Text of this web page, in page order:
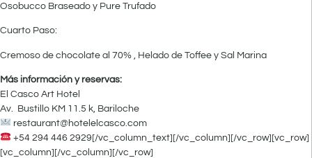
Osobucco Braseado y Pure Trufado
Cuarto Paso:
Cremoso de chocolate al 70% , Helado de Toffee y Sal Marina
Más información y reservas:
El Casco Art Hotel
Av. Bustillo KM 11.5 k, Bariloche
restaurant@hotelelcasco.com
+54 294 446 2929[/vc_column_text][/vc_column][/vc_row][vc_row]
[vc_column][/vc_column][/vc_row]